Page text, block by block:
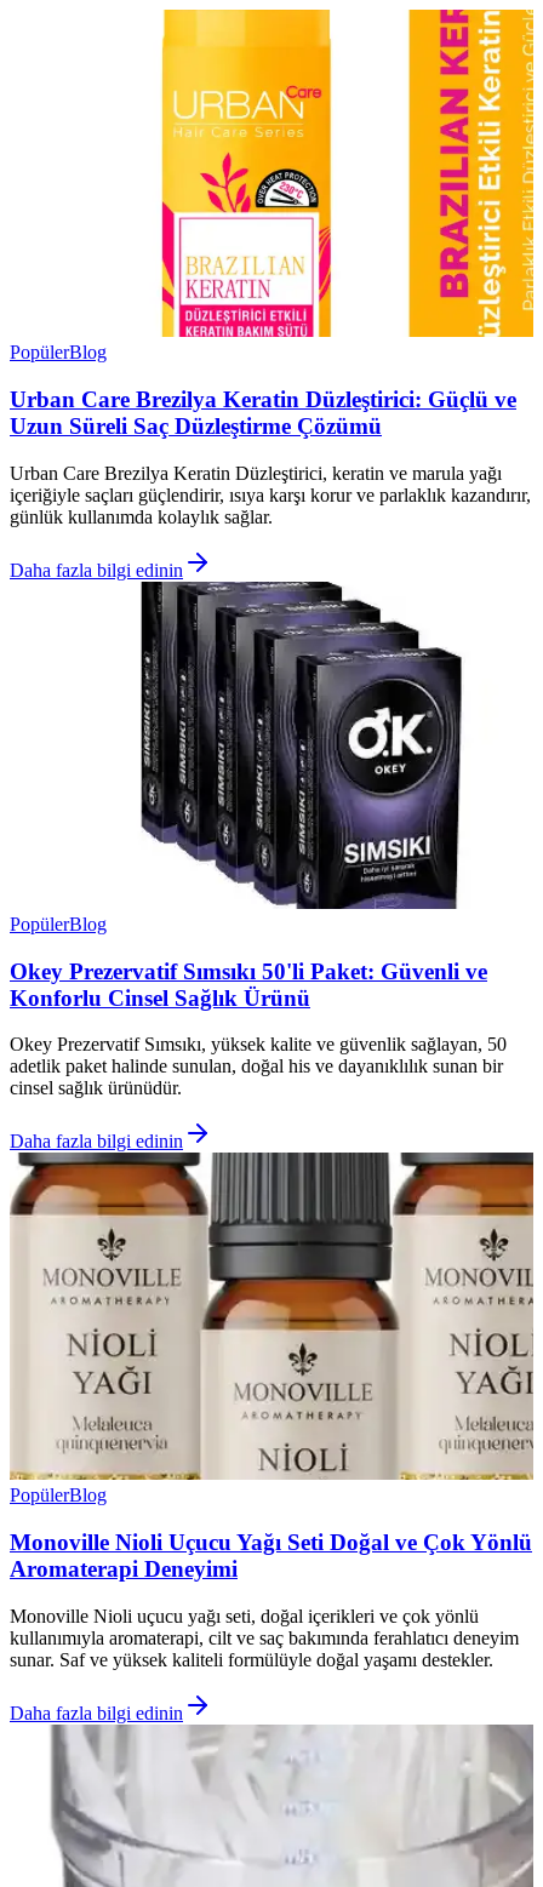
PopülerBlog
Urban Care Brezilya Keratin Düzleştirici: Güçlü ve
Uzun Süreli Saç Düzleştirme Çözümü
Urban Care Brezilya Keratin Düzleştirici, keratin ve marula yağı
içeriğiyle saçları güçlendirir, ısıya karşı korur ve parlaklık kazandırır,
günlük kullanımda kolaylık sağlar.
Daha fazla bilgi edinin
PopülerBlog
Okey Prezervatif Sımsıkı 50'li Paket: Güvenli ve
Konforlu Cinsel Sağlık Ürünü
Okey Prezervatif Sımsıkı, yüksek kalite ve güvenlik sağlayan, 50
adetlik paket halinde sunulan, doğal his ve dayanıklılık sunan bir
cinsel sağlık ürünüdür.
Daha fazla bilgi edinin
PopülerBlog
Monoville Nioli Uçucu Yağı Seti Doğal ve Çok Yönlü
Aromaterapi Deneyimi
Monoville Nioli uçucu yağı seti, doğal içerikleri ve çok yönlü
kullanımıyla aromaterapi, cilt ve saç bakımında ferahlatıcı deneyim
sunar. Saf ve yüksek kaliteli formülüyle doğal yaşamı destekler.
Daha fazla bilgi edinin